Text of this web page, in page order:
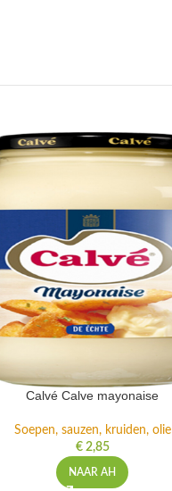
Calvé Calve mayonaise
Soepen, sauzen, kruiden, olie
€2,85
NAAR AH